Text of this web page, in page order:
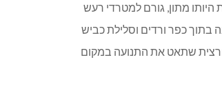
מול ביתו של עודד רוט. המרחק מהבית לכביש כ-7 מטר. הבמפר, למרות היותו מתון, גורם למטרדי רעש
הכביש מערבה בתוך כפר ורדים וסלילת כביש
שתאט את התנועה במקום